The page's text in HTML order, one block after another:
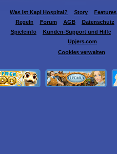
Was ist Kapi Hospital? Story Features
Regeln
Forum AGB Datenschutz
Spieleinfo
Kunden-Support und Hilfe
Upjers.com
Cookies verwalten